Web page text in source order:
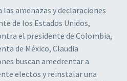
las amenazas y declaraciones
de los Estados Unidos,
el presidente de Colombia,
de México, Claudia
buscan amedrentar a
electos y reinstalar una